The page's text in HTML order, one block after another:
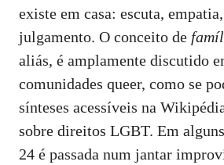
existe em casa: escuta,
julgamento. O conceito de
aliás, é amplamente discutido
comunidades queer, como se
sínteses acessíveis na
sobre direitos LGBT. Em
24 é passada num jantar